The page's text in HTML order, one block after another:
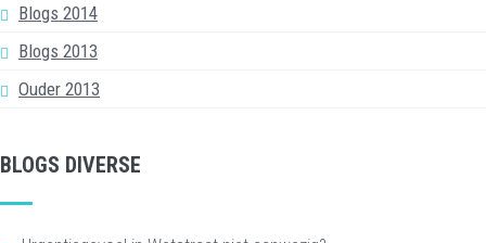
Blogs 2014
Blogs 2013
Ouder 2013
BLOGS DIVERSE